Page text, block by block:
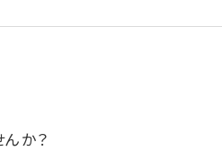
か？